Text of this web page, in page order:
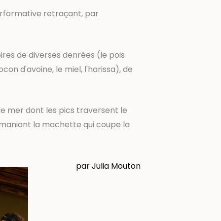
retraçant, par
de diverses denrées (le pois
d'avoine, le miel, l'harissa), de
mer dont les pics traversent le
la machette qui coupe la
par Julia Mouton